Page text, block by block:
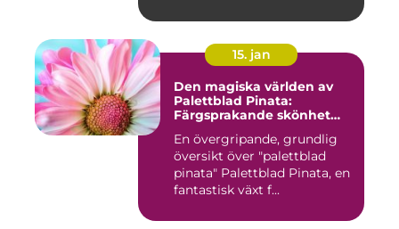
15. jan
Den magiska världen av
Palettblad Pinata:
Färgsprakande skönhet
En övergripande, grundlig
översikt över "palettblad
pinata" Palettblad Pinata, en
fantastisk växt f...